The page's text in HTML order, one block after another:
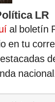
LR
al boletín
en tu